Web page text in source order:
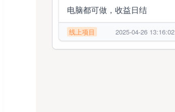
电脑都可做，收益日结
线上项目 2025-04-26 13:16:02